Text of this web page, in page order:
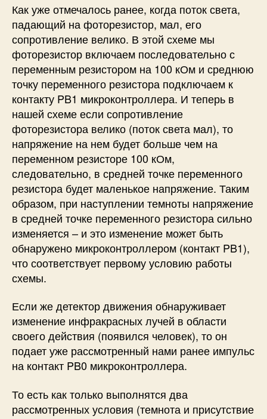
Как уже отмечалось ранее, когда поток света,
падающий на фоторезистор, мал, его
сопротивление велико. В этой схеме мы
фоторезистор включаем последовательно с
переменным резистором на 100 кОм и среднюю
точку переменного резистора подключаем к
контакту PB1 микроконтроллера. И теперь в
нашей схеме если сопротивление
фоторезистора велико (поток света мал), то
напряжение на нем будет больше чем на
переменном резисторе 100 кОм,
следовательно, в средней точке переменного
резистора будет маленькое напряжение. Таким
образом, при наступлении темноты напряжение
в средней точке переменного резистора сильно
изменяется – и это изменение может быть
обнаружено микроконтроллером (контакт PB1),
что соответствует первому условию работы
схемы.
Если же детектор движения обнаруживает
изменение инфракрасных лучей в области
своего действия (появился человек), то он
подает уже рассмотренный нами ранее импульс
на контакт PB0 микроконтроллера.
То есть как только выполнятся два
рассмотренных условия (темнота и присутствие